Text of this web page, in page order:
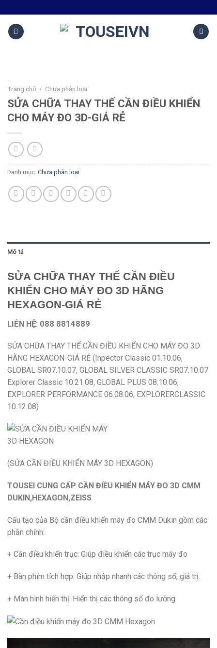
Trang chủ / Chưa phân loại
SỬA CHỮA THAY THẾ CẦN ĐIỀU KHIỂN
CHO MÁY ĐO 3D-GIÁ RẺ
Danh mục: Chưa phân loại
Mô tả
SỬA CHỮA THAY THẾ CẦN ĐIỀU
KHIỂN CHO MÁY ĐO 3D HÃNG
HEXAGON-GIÁ RẺ
LIÊN HỆ: 088 8814889
SỬA CHỮA THAY THẾ CẦN ĐIỀU KHIỂN CHO MÁY ĐO 3D
HÃNG HEXAGON-GIÁ RẺ (Inpector Classic 01.10.06,
GLOBAL SR07.10.07, GLOBAL SILVER CLASSIC SR07.10.07
Explorer Classic 10.21.08, GLOBAL PLUS 08.10.06,
EXPLORER PERFORMANCE 06.08.06, EXPLORERCLASSIC
10.12.08)
(SỬA CẦN ĐIỀU KHIỂN MÁY 3D HEXAGON)
TOUSEI CUNG CẤP CẦN ĐIỀU KHIỂN MÁY ĐO 3D CMM
DUKIN,HEXAGON,ZEISS
Cấu tạo của Bộ cần điều khiển máy đo CMM Dukin gồm các
phần chính:
+ Cần điều khiển trục: Giúp điều khiển các trục máy đo
+ Bàn phím tích hợp: Giúp nhập nhanh các thông số, giá trị.
+ Màn hình hiển thị: Hiển thị các thông số đo lường